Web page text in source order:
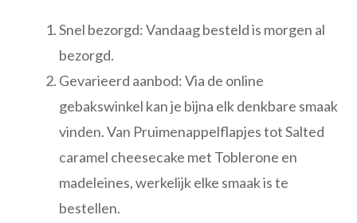
Snel bezorgd: Vandaag besteld is morgen al
bezorgd.
Gevarieerd aanbod: Via de online
gebakswinkel kan je bijna elk denkbare smaak
vinden. Van Pruimenappelflapjes tot Salted
caramel cheesecake met Toblerone en
madeleines, werkelijk elke smaak is te
bestellen.